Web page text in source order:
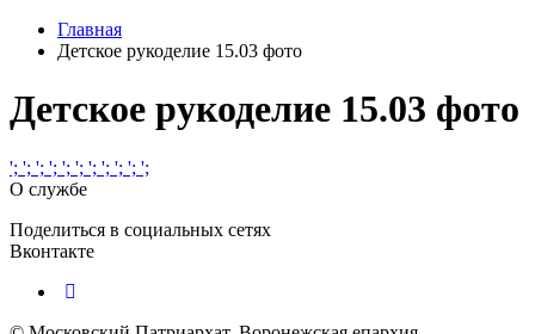
Главная
Детское рукоделие 15.03 фото
Детское рукоделие 15.03 фото
'; '; '; '; '; '; '; '; '; '; ';
О службе
Поделиться в социальных сетях
Вконтакте